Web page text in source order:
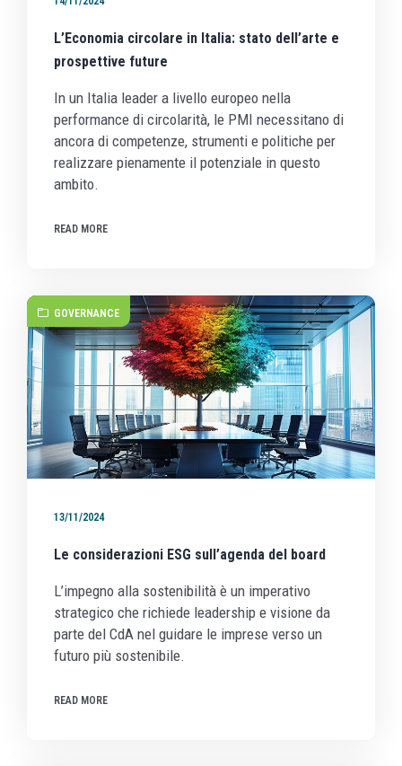
L’Economia circolare in Italia: stato dell’arte e
prospettive future
In un Italia leader a livello europeo nella
performance di circolarità, le PMI necessitano di
ancora di competenze, strumenti e politiche per
realizzare pienamente il potenziale in questo
ambito.
READ MORE
GOVERNANCE
13/11/2024
Le considerazioni ESG sull’agenda del board
L’impegno alla sostenibilità è un imperativo
strategico che richiede leadership e visione da
parte del CdA nel guidare le imprese verso un
futuro più sostenibile.
READ MORE